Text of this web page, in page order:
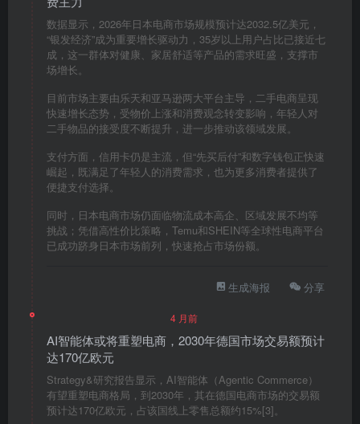
数据显示，2026年日本电商市场规模预计达2032.5亿美元，
“银发经济”成为重要增长驱动力，35岁以上用户占比已接近七
成，这一群体对健康、家居舒适等产品的需求旺盛，支撑市
场增长。
目前市场主要由乐天和亚马逊两大平台主导，二手电商呈现
快速增长态势，受物价上涨和消费观念转变影响，年轻人对
二手物品的接受度不断提升，进一步推动该领域发展。
支付方面，信用卡仍是主流，但“先买后付”和数字钱包正快速
崛起，既满足了年轻人的消费需求，也为更多消费者提供了
便捷支付选择。
同时，日本电商市场仍面临物流成本高企、区域发展不均等
挑战；凭借高性价比策略，Temu和SHEIN等全球性电商平台
已成功跻身日本市场前列，快速抢占市场份额。
生成海报 分享
4 月前
AI智能体或将重塑电商，2030年德国市场交易额预计
达170亿欧元
Strategy&研究报告显示，AI智能体（Agentic Commerce）
有望重塑电商格局，到2030年，其在德国电商市场的交易额
预计达170亿欧元，占该国线上零售总额约15%[3]。